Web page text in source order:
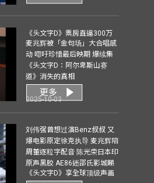
《头文字D》票房直逼300万
麦兆辉被「金句场」大合唱感
动 唿吁珍惜最后映期 爆续集
《头文字D：阿尔卑斯山赛
道》消失的真相
2025-10-03
更多
刘伟强曾想过演Benz叔叔 又
爆电影原定徐克执导 麦兆辉陪
周董逐粒字配音 陈光荣日本印
原声黑胶 AE86迷邵氏影城睇
《头文字D》享全球顶级声画